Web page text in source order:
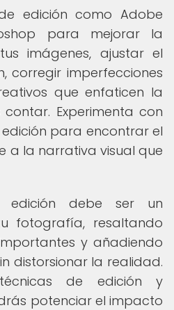
edición como Adobe
para mejorar la
imágenes, ajustar el
corregir imperfecciones
que enfaticen la
Experimenta con
para encontrar el
a la narrativa visual que
edición debe ser un
fotografía, resaltando
y añadiendo
distorsionar la realidad.
de edición y
potenciar el impacto